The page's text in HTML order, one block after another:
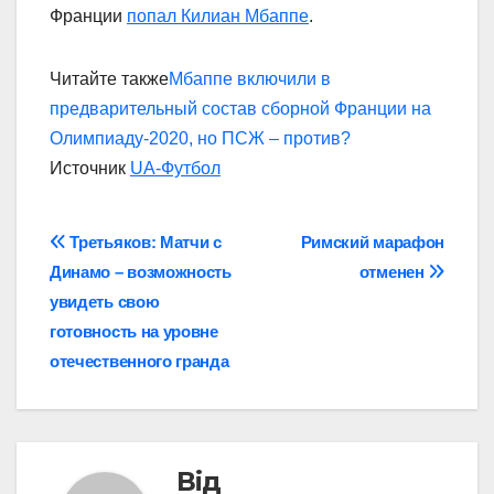
Франции попал Килиан Мбаппе.
Читайте такжеМбаппе включили в
предварительный состав сборной Франции на
Олимпиаду-2020, но ПСЖ – против?
Источник UA-Футбол
Навігація
записів
Римский марафон
отменен
Третьяков: Матчи с
Динамо – возможность
увидеть свою
готовность на уровне
отечественного гранда
Від